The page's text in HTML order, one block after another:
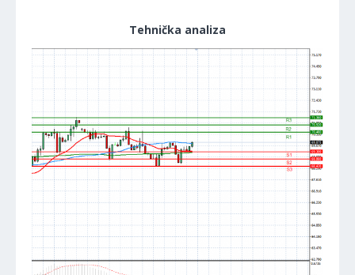
Tehnička analiza